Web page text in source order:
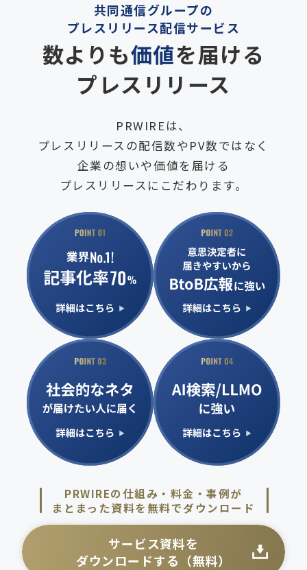
共同通信グループの
プレスリリース配信サービス
数よりも価値を届ける
プレスリリース
PRWIREは、
プレスリリースの配信数やPV数ではなく
企業の想いや価値を届ける
プレスリリースにこだわります。
PRWIREの仕組み・料金・事例が
まとまった資料を無料でダウンロード
サービス資料を
ダウンロードする（無料）